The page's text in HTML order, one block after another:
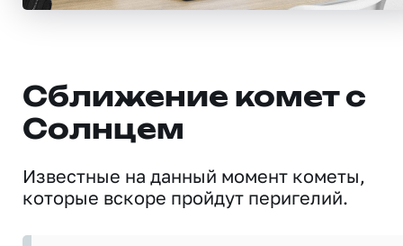
Сближение комет с
Солнцем
Известные на данный момент кометы,
которые вскоре пройдут перигелий.